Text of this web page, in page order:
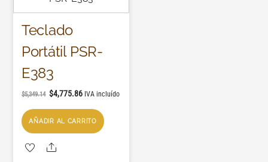
Teclado
Portátil PSR-
E383
$5,349.14 $4,775.86 IVA incluído
AÑADIR AL CARRITO
Share